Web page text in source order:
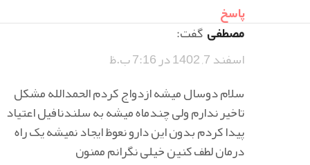
پاسخ
مصطفیگفت:
اسفند 7, 1402 در 7:16 ب.ظ
سلام دوسال میشه ازدواج کردم الحمدالله مشکل
تاخیر ندارم ولی چندماه میشه به سلندنافیل اعتیاد
پیدا کردم بدون این دارو نعوظ ایجاد نمیشه یک راه
درمان لطف کنین خیلی نگرانم ممنون